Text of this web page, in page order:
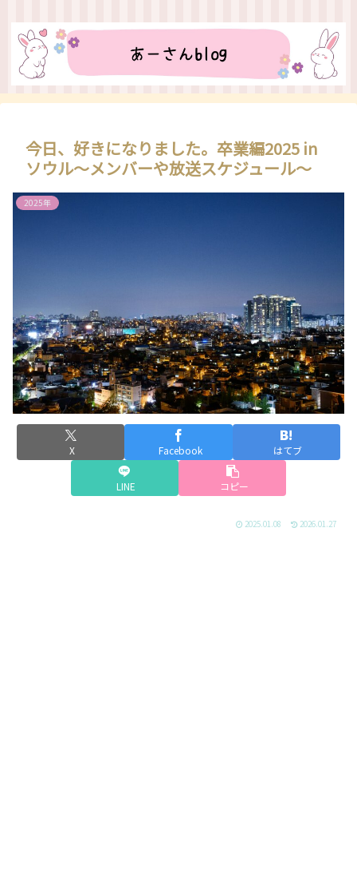
今日、好きになりました。卒業編2025 in
ソウル～メンバーや放送スケジュール～
2025年
X Facebook はてブ
LINE コピー
2025.01.08 2026.01.27